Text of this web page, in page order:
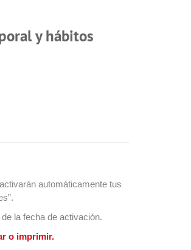
y hábitos
automáticamente tus
la fecha de activación.
o imprimir.